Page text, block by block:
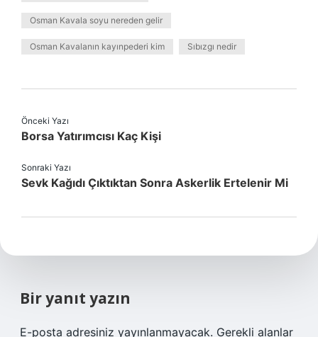
Osman Kavala soyu nereden gelir
Osman Kavalanın kayınpederi kim Sıbızgı nedir
Önceki Yazı
Borsa Yatırımcısı Kaç Kişi
Sonraki Yazı
Sevk Kağıdı Çıktıktan Sonra Askerlik Ertelenir Mi
Bir yanıt yazın
E-posta adresiniz yayınlanmayacak. Gerekli alanlar